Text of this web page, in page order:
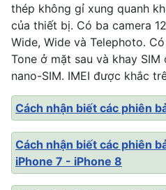
thép không gỉ xung quanh
của thiết bị. Có ba camera
Wide, Wide và Telephoto.
Tone ở mặt sau và khay
nano-SIM. IMEI được khắc
Cách nhận biết các phiên
Cách nhận biết các phiên
iPhone 7 - iPhone 8